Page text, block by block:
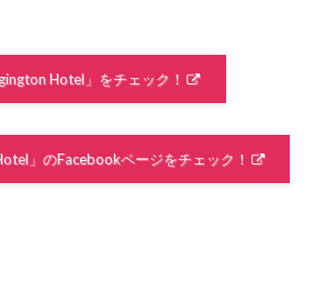
Hotel」をチェック！
」のFacebookページをチェック！